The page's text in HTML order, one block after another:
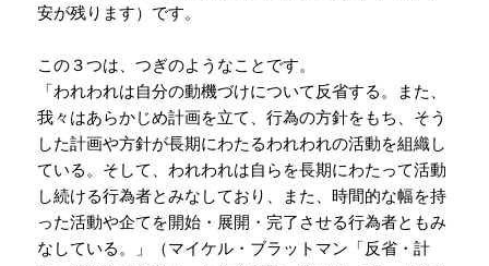
安が残ります）です。
この３つは、つぎのようなことです。
「われわれは自分の動機づけについて反省する。また、
我々はあらかじめ計画を立て、行為の方針をもち、そう
した計画や方針が長期にわたるわれわれの活動を組織し
ている。そして、われわれは自らを長期にわたって活動
し続ける行為者とみなしており、また、時間的な幅を持
った活動や企てを開始・展開・完了させる行為者ともみ
なしている。」（マイケル・ブラットマン「反省・計